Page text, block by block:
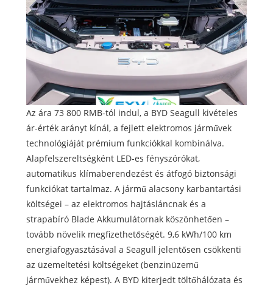
Az ára 73 800 RMB-tól indul, a BYD Seagull kivételes
ár-érték arányt kínál, a fejlett elektromos járművek
technológiáját prémium funkciókkal kombinálva.
Alapfelszereltségként LED-es fényszórókat,
automatikus klímaberendezést és átfogó biztonsági
funkciókat tartalmaz. A jármű alacsony karbantartási
költségei – az elektromos hajtásláncnak és a
strapabíró Blade Akkumulátornak köszönhetően –
tovább növelik megfizethetőségét. 9,6 kWh/100 km
energiafogyasztásával a Seagull jelentősen csökkenti
az üzemeltetési költségeket (benzinüzemű
járművekhez képest). A BYD kiterjedt töltőhálózata és